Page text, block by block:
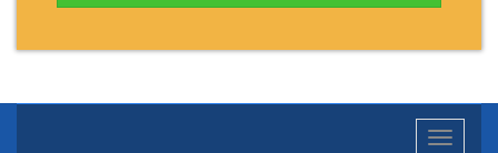
Toggle